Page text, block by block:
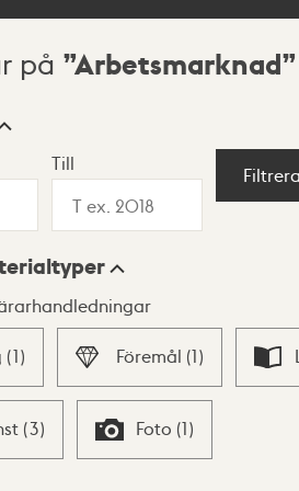
på Arbetsmarknad
Karta
Till
(1) Föremål (1)
(3) Foto (1)